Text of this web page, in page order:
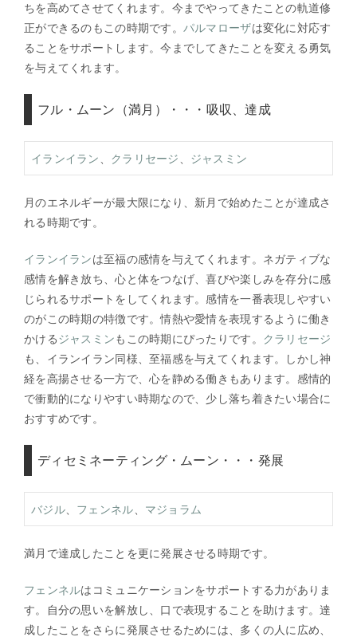
ちを高めてさせてくれます。今までやってきたことの軌道修
正ができるのもこの時期です。 パルマローザは変化に対応す
ることをサポートします。今までしてきたことを変える勇気
を与えてくれます。
フル・ムーン（満月）・・・吸収、達成
イランイラン クラリセージ ジャスミン
月のエネルギーが最大限になり、新月で始めたことが達成さ
れる時期です。
イランイランは至福の感情を与えてくれます。ネガティブな
感情を解き放ち、心と体をつなげ、喜びや楽しみを存分に感
じられるサポートをしてくれます。感情を一番表現しやすい
のがこの時期の特徴です。情熱や愛情を表現するように働き
かけるジャスミンもこの時期にぴったりです。 クラリセージ
も、イランイラン同様、至福感を与えてくれます。しかし神
経を高揚させる一方で、心を静める働きもあります。感情的
で衝動的になりやすい時期なので、少し落ち着きたい場合に
おすすめです。
ディセミネーティング・ムーン・・・発展
バジル、 フェンネル マジョラム
満月で達成したことを更に発展させる時期です。
フェンネルはコミュニケーションをサポートする力がありま
す。自分の思いを解放し、口で表現することを助けます。達
成したことをさらに発展させるためには、多くの人に広め、